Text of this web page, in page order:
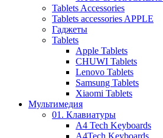
Tablets Accessories
Tablets accessories APPLE
Гаджеты
Tablets
Apple Tablets
CHUWI Tablets
Lenovo Tablets
Samsung Tablets
Xiaomi Tablets
Мультимедия
01. Клавиатуры
A4 Tech Keyboards
A4Tech Keyboards